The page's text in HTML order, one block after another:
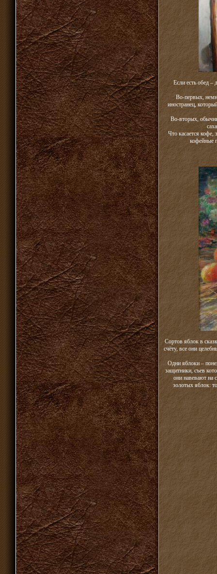
Если есть обед –
Во-первых,
иностранец,
Во-вторых,
Что касается кофе,
кофейные
Сортов яблок в
счёту, все они
Одни яблоки –
защитники, съев
они навевают на
золотых яблок: